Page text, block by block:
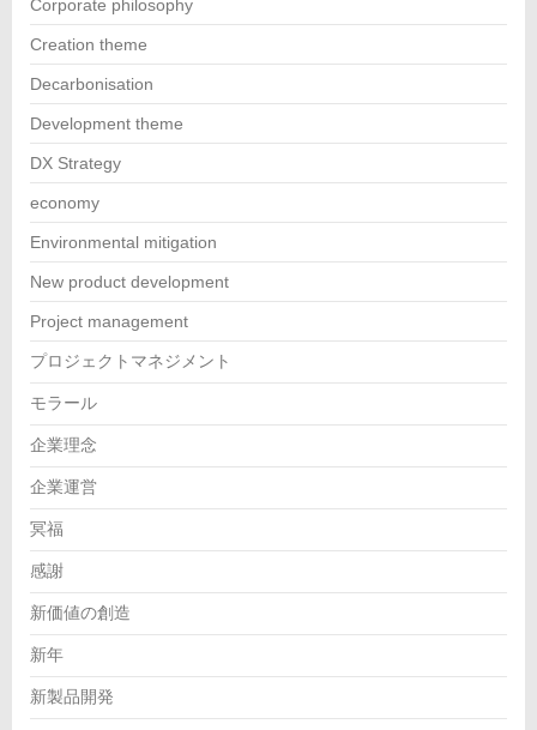
Corporate philosophy
Creation theme
Decarbonisation
Development theme
DX Strategy
economy
Environmental mitigation
New product development
Project management
プロジェクトマネジメント
モラール
企業理念
企業運営
冥福
感謝
新価値の創造
新年
新製品開発